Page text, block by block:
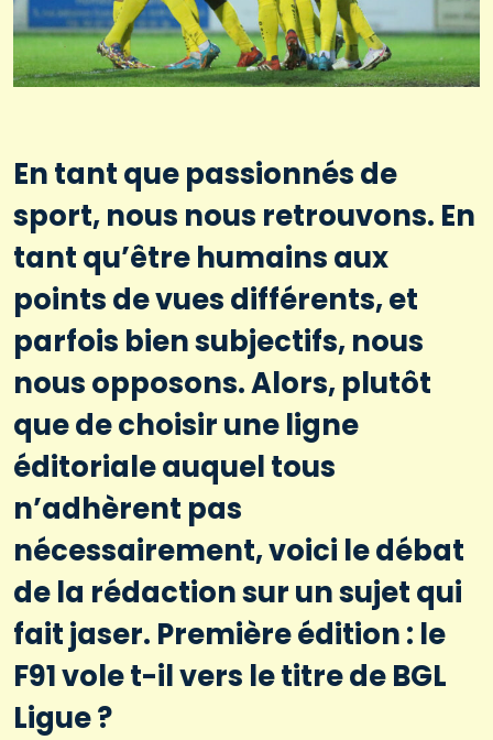
En tant que passionnés de
sport, nous nous retrouvons. En
tant qu’être humains aux
points de vues différents, et
parfois bien subjectifs, nous
nous opposons. Alors, plutôt
que de choisir une ligne
éditoriale auquel tous
n’adhèrent pas
nécessairement, voici le débat
de la rédaction sur un sujet qui
fait jaser. Première édition : le
F91 vole t-il vers le titre de BGL
Ligue ?